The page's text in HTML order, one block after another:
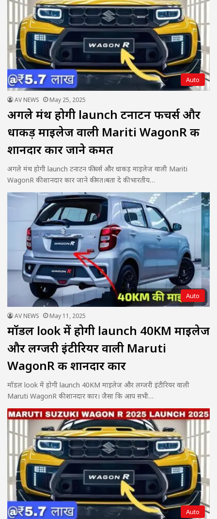
Auto
AV NEWS May 25, 2025
अगले मंथ होगी launch टनाटन फीचर्स और
धाकड़ माइलेज वाली Mariti WagonR की
शानदार कार जाने कीमत
अगले मंथ होगी launch टनाटन फीचर्स और धाकड़ माइलेज वाली Mariti
WagonR की शानदार कार जाने कीमत।बता दे की भारतीय…
Auto
AV NEWS May 11, 2025
मॉडल look में होगी launch 40KM माइलेज
और लग्जरी इंटीरियर वाली Maruti
WagonR की शानदार कार
मॉडल look में होगी launch 40KM माइलेज और लग्जरी इंटीरियर वाली
Maruti WagonR की शानदार कार। जैसा कि आप सभी…
Auto